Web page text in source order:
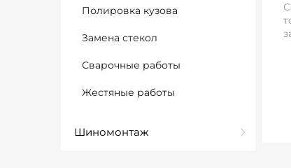
Полировка кузова
Замена стекол
Сварочные работы
Жестяные работы
Шиномонтаж